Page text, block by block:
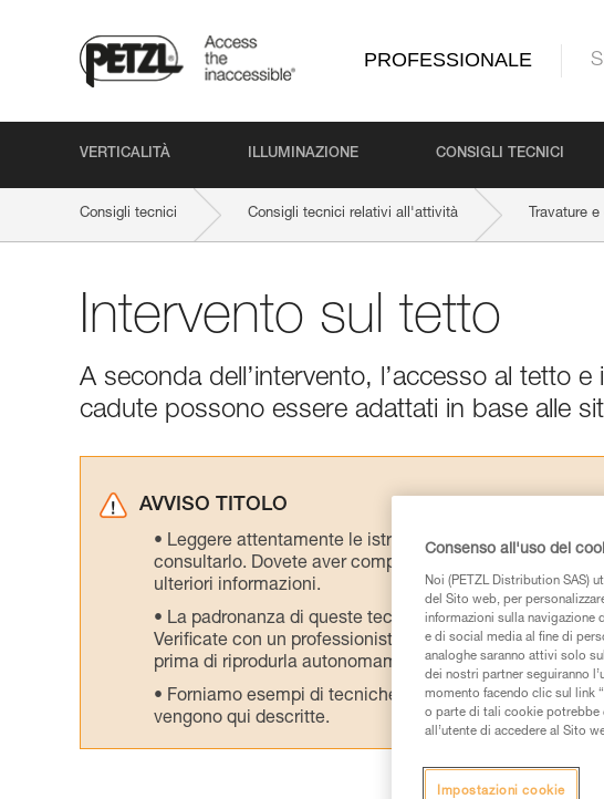
PROFESSIONALE
VERTICALITÀ ILLUMINAZIONE CONSIGLI TECNICI
Consigli tecnici Consigli tecnici relativi all'attività Travature
Intervento sul tetto
A seconda dell’intervento, l’accesso al tetto
cadute possono essere adattati in base alle
AVVISO TITOLO
Leggere attentamente le istruzioni tecniche dei
consultarlo. Dovete aver compreso le informazioni
ulteriori informazioni.
La padronanza di queste tecniche richiede una
Verificate con un professionista la vostra capacità di
prima di riprodurla autonomamente.
Forniamo esempi di tecniche relative alla vostra
vengono qui descritte.
Consenso all'uso dei
Noi (PETZL Distribution SAS)
del Sito web, per
informazioni sulla navigazione
e di social media al fine di
analoghe saranno attivi solo
dei nostri partner seguiranno
momento facendo clic sul link
o parte di tali cookie potrebbe
all’utente di accedere al Sito
Impostazioni cookie